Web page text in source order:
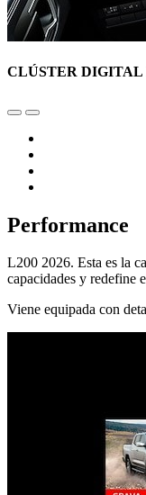
CLÚSTER DIGITAL
Performance
L200 2026. Esta es la
capacidades y redefine
Viene equipada con